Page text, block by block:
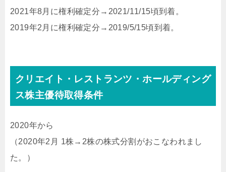
2021年8月に権利確定分→2021/11/15頃到着。
2019年2月に権利確定分→2019/5/15頃到着。
クリエイト・レストランツ・ホールディング
ス株主優待取得条件
2020年から
（2020年2月 1株→2株の株式分割がおこなわれまし
た。）